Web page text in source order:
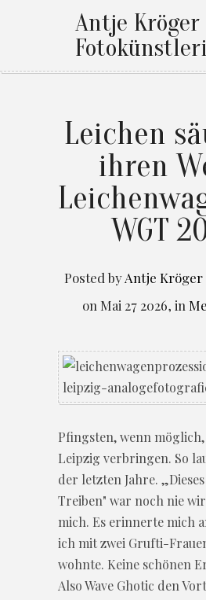
Antje Kröger
Leichen
ihren
WGT
Posted byAntje Kröger
on Mai 27 2026, in
Pfingsten, wenn
Leipzig verbringen. So
der letzten Jahre.
Treiben" war noch nie
mich. Es erinnerte mich
ich mit zwei Grufti-
wohnte. Keine schönen
Also Wave Ghotic den